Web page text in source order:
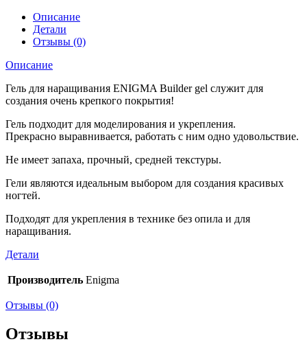
Описание
Детали
Отзывы (0)
Описание
Гель для наращивания ENIGMA Builder gel служит для
создания очень крепкого покрытия!
Гель подходит для моделирования и укрепления.
Прекрасно выравнивается, работать с ним одно удовольствие.
Не имеет запаха, прочный, средней текстуры.
Гели являются идеальным выбором для создания красивых
ногтей.
Подходят для укрепления в технике без опила и для
наращивания.
Детали
Производитель Enigma
Отзывы (0)
Отзывы